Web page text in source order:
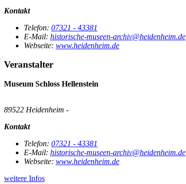
Kontakt
Telefon: 07321 - 43381
E-Mail: historische-museen-archiv@heidenheim.de
Webseite: www.heidenheim.de
Veranstalter
Museum Schloss Hellenstein
89522 Heidenheim -
Kontakt
Telefon: 07321 - 43381
E-Mail: historische-museen-archiv@heidenheim.de
Webseite: www.heidenheim.de
weitere Infos